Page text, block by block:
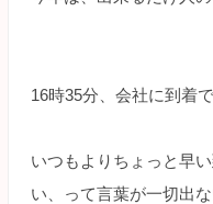
16時35分、会社に到着で
いつもよりちょっと早
い、って言葉が一切出